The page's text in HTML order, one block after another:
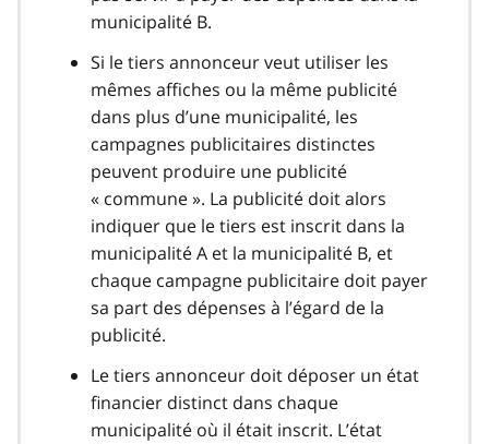
municipalité B.
Si le tiers annonceur veut utiliser les
mêmes affiches ou la même publicité
dans plus d’une municipalité, les
campagnes publicitaires distinctes
peuvent produire une publicité
« commune ». La publicité doit alors
indiquer que le tiers est inscrit dans la
municipalité A et la municipalité B, et
chaque campagne publicitaire doit payer
sa part des dépenses à l’égard de la
publicité.
Le tiers annonceur doit déposer un état
financier distinct dans chaque
municipalité où il était inscrit. L’état